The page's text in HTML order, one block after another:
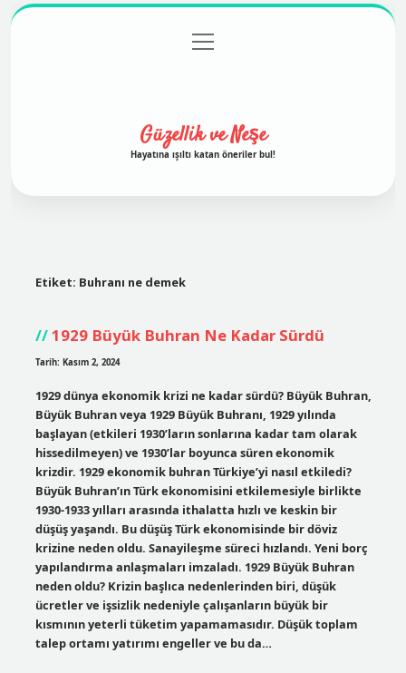
Gizlilik Politikası
menüyü
aç
Güzellik ve Neşe
Hayatına ışıltı katan öneriler bul!
Etiket: Buhranı ne demek
1929 Büyük Buhran Ne Kadar Sürdü
Tarih: Kasım 2, 2024
1929 dünya ekonomik krizi ne kadar sürdü? Büyük Buhran,
Büyük Buhran veya 1929 Büyük Buhranı, 1929 yılında
başlayan (etkileri 1930’ların sonlarına kadar tam olarak
hissedilmeyen) ve 1930’lar boyunca süren ekonomik
krizdir. 1929 ekonomik buhran Türkiye’yi nasıl etkiledi?
Büyük Buhran’ın Türk ekonomisini etkilemesiyle birlikte
1930-1933 yılları arasında ithalatta hızlı ve keskin bir
düşüş yaşandı. Bu düşüş Türk ekonomisinde bir döviz
krizine neden oldu. Sanayileşme süreci hızlandı. Yeni borç
yapılandırma anlaşmaları imzaladı. 1929 Büyük Buhran
neden oldu? Krizin başlıca nedenlerinden biri, düşük
ücretler ve işsizlik nedeniyle çalışanların büyük bir
kısmının yeterli tüketim yapamamasıdır. Düşük toplam
talep ortamı yatırımı engeller ve bu da…